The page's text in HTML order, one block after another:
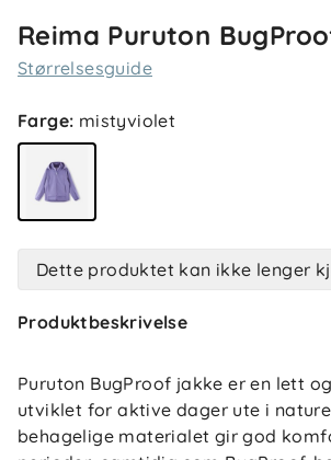
Reima Puruton
Størrelsesguide
Farge: mistyviolet
Dette produktet kan ikke lenger
Produktbeskrivelse
Puruton BugProof jakke er en lett
utviklet for aktive dager ute i
behagelige materialet gir god